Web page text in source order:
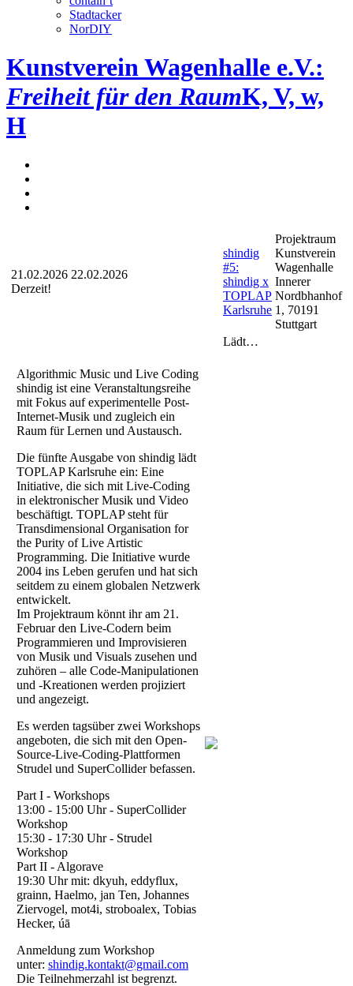
Stadtacker
NorDIY
Kunstverein Wagenhalle e.V.:
Freiheit für den RaumK, V, w,
H
21.02.2026 22.02.2026
Derzeit!
shindig
#5:
shindig x
TOPLAP
Karlsruhe
Projektraum
Kunstverein
Wagenhalle
Innerer
Nordbhanhof
1, 70191
Stuttgart
Lädt…
Algorithmic Music und Live Coding
shindig ist eine Veranstaltungsreihe
mit Fokus auf experimentelle Post-
Internet-Musik und zugleich ein
Raum für Lernen und Austausch.
Die fünfte Ausgabe von shindig lädt
TOPLAP Karlsruhe ein: Eine
Initiative, die sich mit Live-Coding
in elektronischer Musik und Video
beschäftigt. TOPLAP steht für
Transdimensional Organisation for
the Purity of Live Artistic
Programming. Die Initiative wurde
2004 ins Leben gerufen und hat sich
seitdem zu einem globalen Netzwerk
entwickelt.
Im Projektraum könnt ihr am 21.
Februar den Live-Codern beim
Programmieren und Improvisieren
von Musik und Visuals zusehen und
zuhören – alle Code-Manipulationen
und -Kreationen werden projiziert
und angezeigt.
Es werden tagsüber zwei Workshops
angeboten, die sich mit den Open-
Source-Live-Coding-Plattformen
Strudel und SuperCollider befassen.
Part I - Workshops
13:00 - 15:00 Uhr - SuperCollider
Workshop
15:30 - 17:30 Uhr - Strudel
Workshop
Part II - Algorave
19:30 Uhr mit: dkyuh, eddyflux,
grainn, Haelmo, jan Ten, Johannes
Ziervogel, mot4i, stroboalex, Tobias
Hecker, úā
Anmeldung zum Workshop
unter: shindig.kontakt@gmail.com
Die Teilnehmerzahl ist begrenzt.